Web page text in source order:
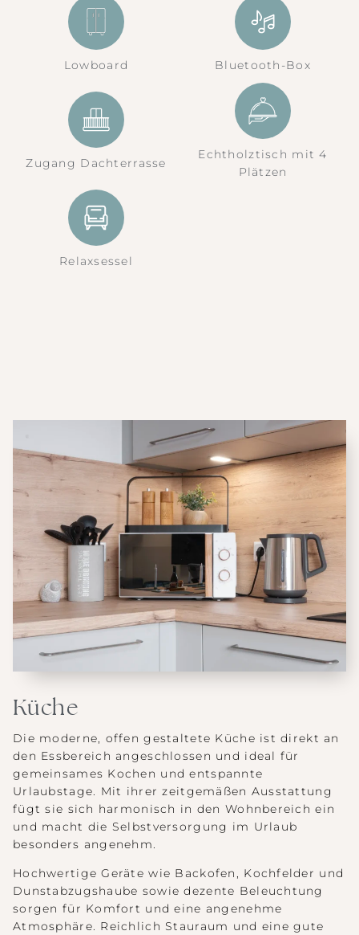
Lowboard Bluetooth-Box
Zugang Dachterrasse
Echtholztisch mit 4
Plätzen
Relaxsessel
Küche
Die moderne, offen gestaltete Küche ist direkt an
den Essbereich angeschlossen und ideal für
gemeinsames Kochen und entspannte
Urlaubstage. Mit ihrer zeitgemäßen Ausstattung
fügt sie sich harmonisch in den Wohnbereich ein
und macht die Selbstversorgung im Urlaub
besonders angenehm.
Hochwertige Geräte wie Backofen, Kochfelder und
Dunstabzugshaube sowie dezente Beleuchtung
sorgen für Komfort und eine angenehme
Atmosphäre. Reichlich Stauraum und eine gute